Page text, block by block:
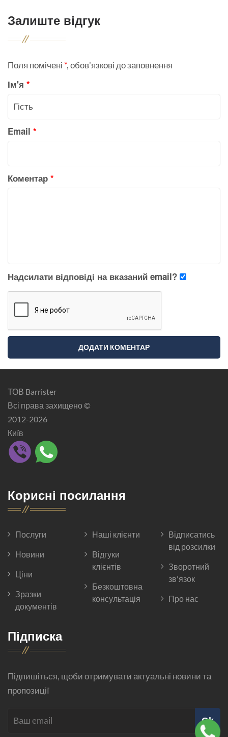
Залиште відгук
Поля помічені *, обов'язкові до заповнення
Ім'я *
Email *
Коментар *
Надсилати відповіді на вказаний email?
ТОВ Barrister
Всі права захищено ©
2012-2026
Київ
Корисні посилання
Послуги
Новини
Ціни
Зразки
документів
Наші клієнти
Відгуки
клієнтів
Безкоштовна
консультація
Відписатись
від розсилки
Зворотний
зв'язок
Про нас
Підписка
Підпишіться, щоби отримувати актуальні новини та
пропозиції
Ok